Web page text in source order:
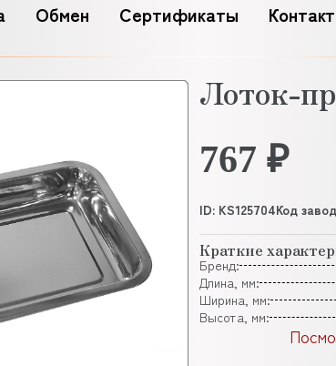
Обмен Сертификаты
Лоток-
767 ₽
ID: KS125704Код
Краткие
Бренд:
Длина, мм:
Ширина, мм:
Высота, мм: